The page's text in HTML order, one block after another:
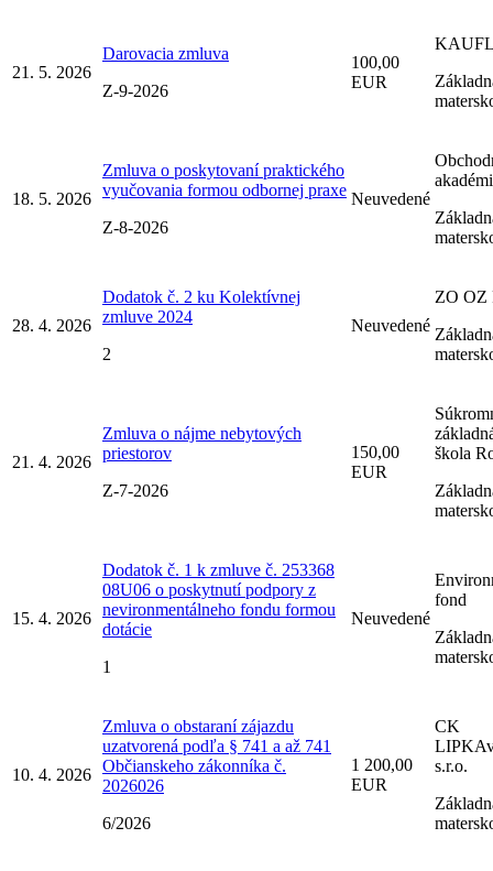
21. 5. 2026
Darovacia zmluva
Z-9-2026
100,00
EUR
18. 5. 2026
Zmluva o poskytovaní praktického
vyučovania formou odbornej praxe
Z-8-2026
Neuvedené
28. 4. 2026
Dodatok č. 2 ku Kolektívnej
zmluve 2024
2
Neuvedené
ZO OZ
21. 4. 2026
Zmluva o nájme nebytových
priestorov
Z-7-2026
150,00
EUR
škola
15. 4. 2026
Dodatok č. 1 k zmluve č. 253368
08U06 o poskytnutí podpory z
nevironmentálneho fondu formou
dotácie
1
Neuvedené
fond
10. 4. 2026
Zmluva o obstaraní zájazdu
uzatvorená podľa § 741 a až 741
Občianskeho zákonníka č.
2026026
6/2026
1 200,00
EUR
CK
s.r.o.